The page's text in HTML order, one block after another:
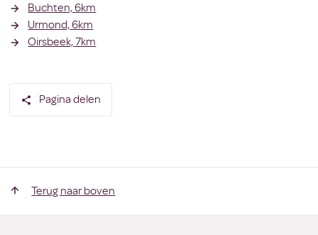
Buchten, 6km
Urmond, 6km
Oirsbeek, 7km
Pagina delen
Terug naar boven